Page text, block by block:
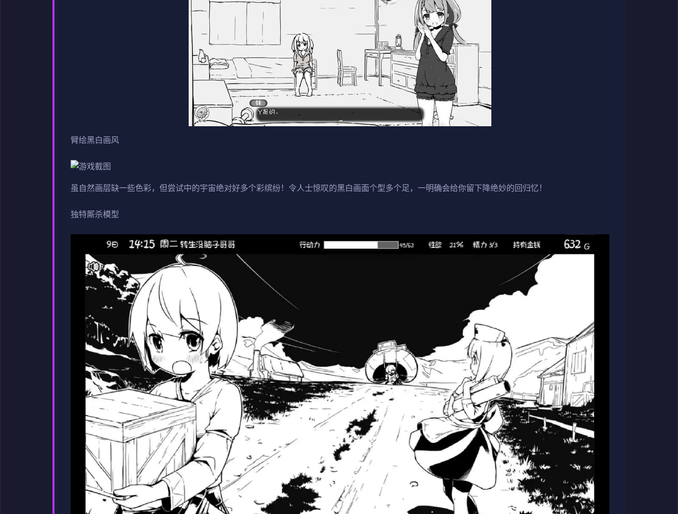
臂绘黑白画风
虽自然画层缺一些色彩，但尝试中的宇宙绝对好多个彩缤纷！令人士惊叹的黑白画面个型多个足，一明确会给你留下降绝妙的回归忆！
独特厮杀模型